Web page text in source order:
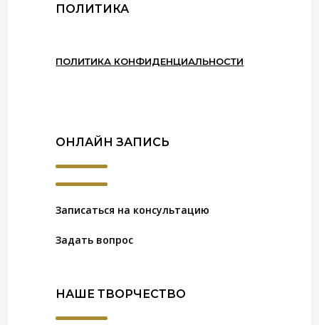
ПОЛИТИКА
ПОЛИТИКА КОНФИДЕНЦИАЛЬНОСТИ
ОНЛАЙН ЗАПИСЬ
Записаться на консультацию
Задать вопрос
НАШЕ ТВОРЧЕСТВО